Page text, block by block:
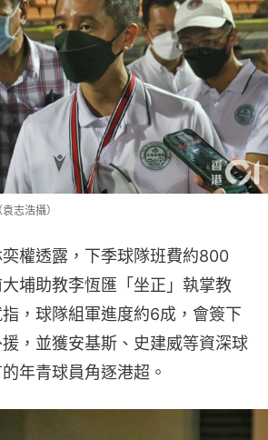
志浩攝）
權透露，下季球隊班費約800
埔助教李恆匯「坐正」執掌教
，球隊組軍進度約6成，會簽下
，並獲安基斯、史建威等資深球
年青球員角逐港超。